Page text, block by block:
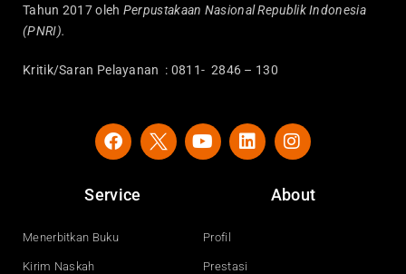
Tahun 2017 oleh Perpustakaan Nasional Republik Indonesia
(PNRI).
Kritik/Saran Pelayanan : 0811- 2846 – 130
F
a
e
b
o
Y
o
e
L
i
n
I
n
t
a
Service
Menerbitkan Buku
Kirim Naskah
About
Profil
Prestasi